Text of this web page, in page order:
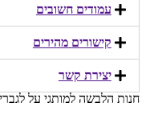
עמודים חשובים
קישורים מהירים​
יצירת קשר​
חנות הלבשה למותגי על